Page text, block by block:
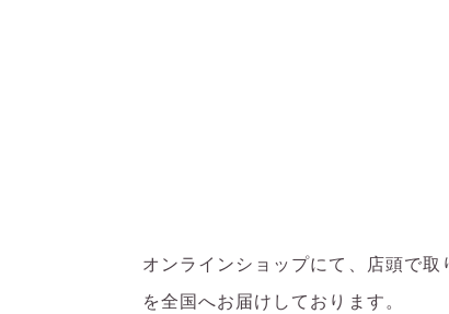
オンラインショップにて、店頭で取
を全国へお届けしております。